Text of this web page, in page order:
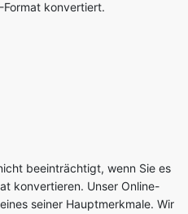
beeinträchtigt, wenn Sie es
Dateien von höchster
webp bis jpeg Konverter
Die Verwendung der
von webp zu jpeg ist ganz